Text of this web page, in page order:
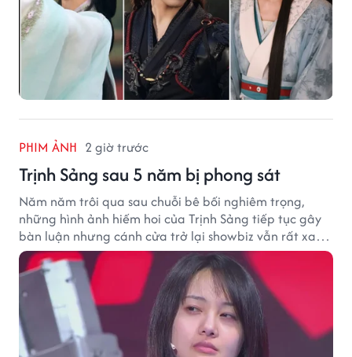
PHIM ẢNH 2 giờ trước
Trịnh Sảng sau 5 năm bị phong sát
Năm năm trôi qua sau chuỗi bê bối nghiêm trọng,
những hình ảnh hiếm hoi của Trịnh Sảng tiếp tục gây
bàn luận nhưng cánh cửa trở lại showbiz vẫn rất xa
vời.